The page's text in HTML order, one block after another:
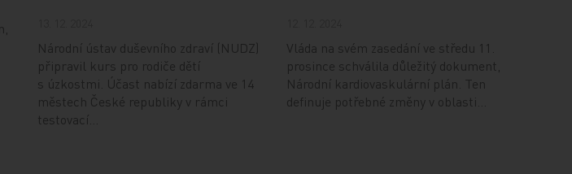
Národní ústav duševního zdraví (NUDZ)
připravil kurs pro rodiče dětí
s úzkostmi. Účast nabízí zdarma ve 14
městech České republiky v rámci
testovací…
Vláda na svém zasedání ve středu 11.
prosince schválila důležitý dokument,
Národní kardiovaskulární plán. Ten
definuje potřebné změny v oblasti…